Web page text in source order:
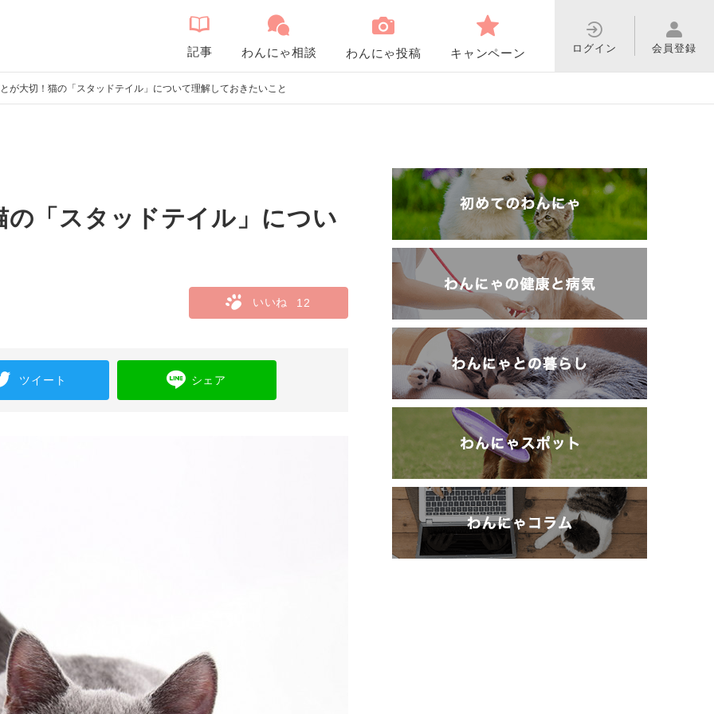
ログイン 会員登録
記事 わんにゃ相談 わんにゃ投稿 キャンペーン
が大切！猫の「スタッドテイル」について理解しておきたいこと
「スタッドテイル」につい
いいね 12
ツイート シェア